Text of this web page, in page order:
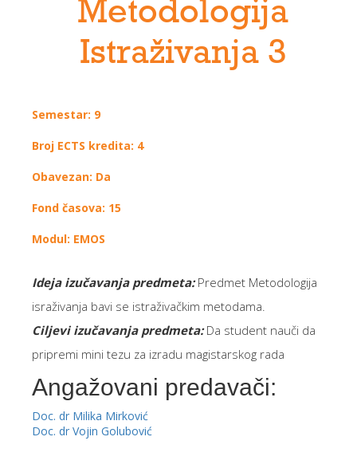
Metodologija
Istraživanja 3
Semestar: 9
Broj ECTS kredita: 4
Obavezan: Da
Fond časova: 15
Modul: EMOS
Ideja izučavanja predmeta:Predmet Metodologija
israživanja bavi se istraživačkim metodama.
Ciljevi izučavanja predmeta:Da student nauči da
pripremi mini tezu za izradu magistarskog rada
Angažovani predavači:
Doc. dr Milika Mirković
Doc. dr Vojin Golubović